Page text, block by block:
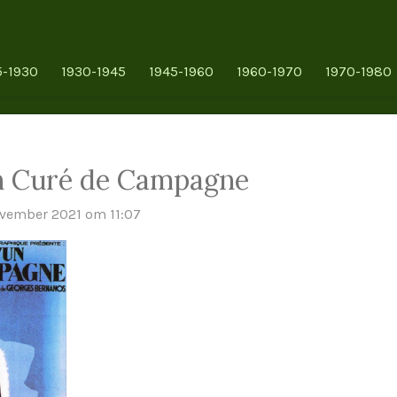
1930 1930-1945 1945-1960 1960-1970 1970-1980
de Campagne
2021 om 11:07